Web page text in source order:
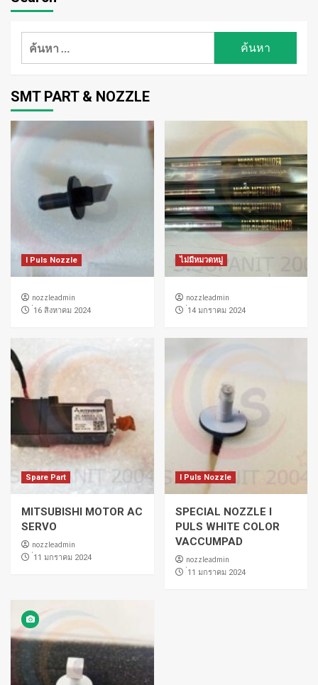
ค้นหา
SMT PART & NOZZLE
I Puls Nozzle
nozzleadmin
่16 สิงหาคม 2024
ไม่มีหมวดหมู่
nozzleadmin
่14 มกราคม 2024
Spare Part
MITSUBISHI MOTOR AC
SERVO
nozzleadmin
่11 มกราคม 2024
I Puls Nozzle
SPECIAL NOZZLE I
PULS WHITE COLOR
VACCUMPAD
nozzleadmin
่11 มกราคม 2024